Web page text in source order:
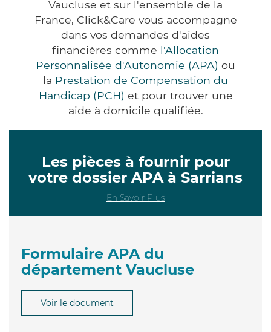
Vaucluse et sur l'ensemble de la
France, Click&Care vous accompagne
dans vos demandes d'aides
financières comme l'Allocation
Personnalisée d'Autonomie (APA) ou
la Prestation de Compensation du
Handicap (PCH) et pour trouver une
aide à domicile qualifiée.
Les pièces à fournir pour
votre dossier APA à Sarrians
En Savoir Plus
Formulaire APA du
département Vaucluse
Voir le document